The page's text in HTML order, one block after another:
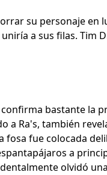
su personaje en
a sus filas. Tim
bastante la
a Ra's, también
fosa fue colocada
a
olvidó